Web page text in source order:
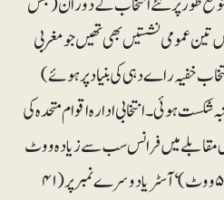
میں تین عمومی نشستیں بھی تھیں جو مغربی
خفیہ راے دہی کی بنیاد پر ہوئے)
ہوئی۔ انتخابی ادارہ اقوام متحدہ کی
مقابلے میں فرانس سب سے زیادہ ووٹ
لے کر کامیاب ہوا (۵۴ میں سے ۵۲ووٹ)‘ آسٹریا دوسرے نمبر پر (۴۱